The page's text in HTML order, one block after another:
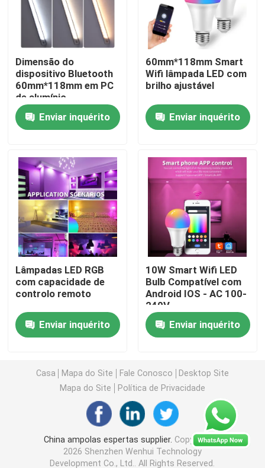
Controle da qualidade
Contacte-nos
Peça umas citações
Interruptor esperto de Homekit
Interruptores Wi-Fi Inteligentes
Interruptor Inteligente Zigbee
Interruptor de controle remoto sem fio
Interruptor do toque de Zigbee
Soquete esperto de Homekit
Auto - interruptor sem fio posto
Sensor de Alarme Inteligente
Dimensão do
dispositivo Bluetooth
60mm*118mm em PC
de alumínio
Enviar inquérito
60mm*118mm Smart
Wifi lâmpada LED com
brilho ajustável
Enviar inquérito
Lâmpadas LED RGB
com capacidade de
controlo remoto
Enviar inquérito
10W Smart Wifi LED
Bulb Compatível com
Android IOS - AC 100-
240V
Enviar inquérito
Casa Mapa do Site Fale Conosco
Desktop Site
Mapa do Site
Política de Privacidade
China ampolas espertas supplier. Copyright ©
2026 Shenzhen Wenhui Technology
Development Co., Ltd.. All Rights Reserved.